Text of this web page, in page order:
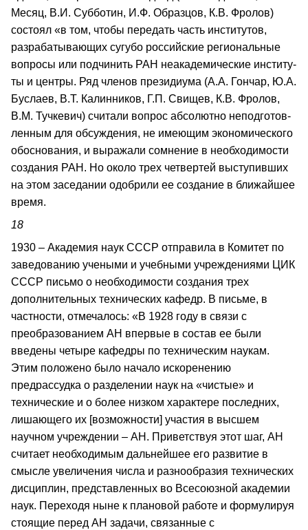
Месяц, В.И. Субботин, И.Ф. Образцов, К.В. Фролов)
состоял «в том, чтобы передать часть институтов,
разрабатывающих су­губо российские региональные
вопросы или подчинить РАН неакадемические институ­
ты и центры. Ряд членов президиума (А.А. Гончар, Ю.А.
Буслаев, В.Т. Калинников, Г.П. Свищев, К.В. Фролов,
В.М. Тучкевич) считали вопрос абсолютно неподготов­
ленным для обсуждения, не имеющим экономического
обоснования, и выражали со­мнение в необходимости
создания РАН. Но около трех четвертей выступивших
на этом заседании одобрили ее создание в ближайшее
время.
18
1930 – Академия наук СССР отправила в Комитет по
заведованию учеными и учебными учреждениями ЦИК
СССР письмо о необходимости создания трех
дополнительных технических кафедр. В письме, в
частности, отмечалось: «В 1928 году в связи с
преобразованием АН впервые в состав ее были
введены четыре кафедры по техническим наукам.
Этим положено было начало искоренению
предрассудка о разделении наук на «чистые» и
технические и о более низком характере последних,
лишающего их [возможности] участия в высшем
научном учреждении – АН. Приветствуя этот шаг, АН
считает необходимым дальнейшее его развитие в
смысле увеличения числа и разнообразия технических
дисциплин, представленных во Всесоюзной академии
наук. Переходя ныне к плановой работе и формулируя
стоящие перед АН задачи, связанные с